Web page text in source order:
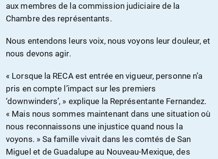
aux membres de la commission judiciaire de la
Chambre des représentants.
Nous entendons leurs voix, nous voyons leur douleur, et
nous devons agir.
« Lorsque la RECA est entrée en vigueur, personne n’a
pris en compte l’impact sur les premiers
‘downwinders’, » explique la Représentante Fernandez.
« Mais nous sommes maintenant dans une situation où
nous reconnaissons une injustice quand nous la
voyons. » Sa famille vivait dans les comtés de San
Miguel et de Guadalupe au Nouveau-Mexique, des